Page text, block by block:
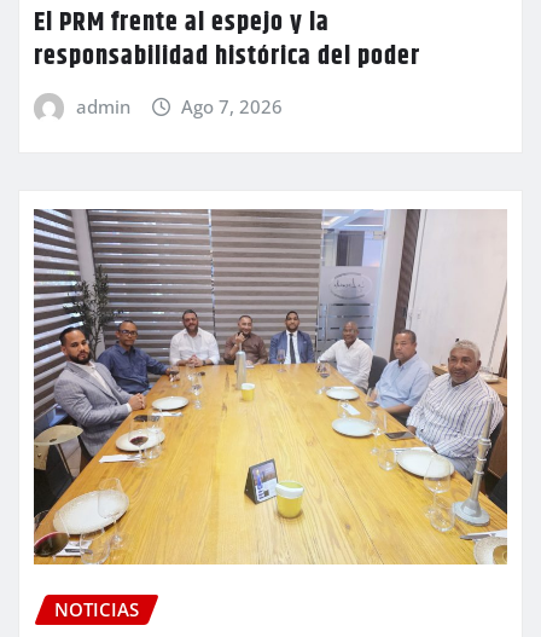
El PRM frente al espejo y la
responsabilidad histórica del poder
admin Ago 7, 2026
NOTICIAS